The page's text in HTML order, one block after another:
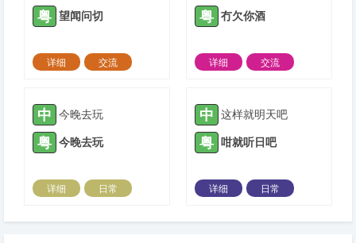
粤 望闻问切
详细
交流
粤 冇欠你酒
详细
交流
中 今晚去玩
粤 今晚去玩
详细
日常
中 这样就明天吧
粤 咁就听日吧
详细
日常